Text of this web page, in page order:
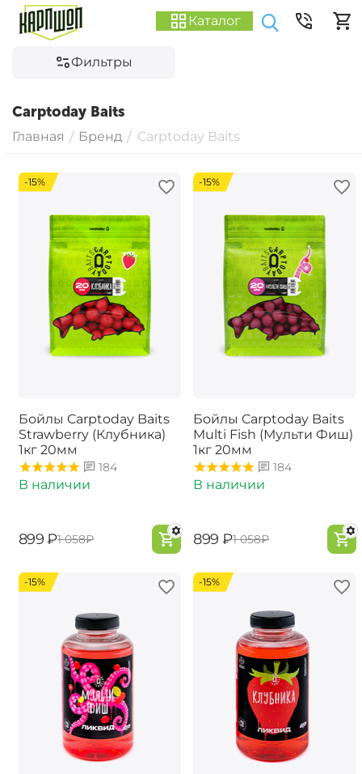
Каталог
Фильтры
Carptoday Baits
Главная / Бренд / Carptoday Baits
-15%
Бойлы Carptoday Baits
Strawberry (Клубника)
1кг 20мм
184
В наличии
‍899‍ ₽‍1 058‍₽
-15%
Бойлы Carptoday Baits
Multi Fish (Мульти Фиш)
1кг 20мм
184
В наличии
‍899‍ ₽‍1 058‍₽
-15% -15%